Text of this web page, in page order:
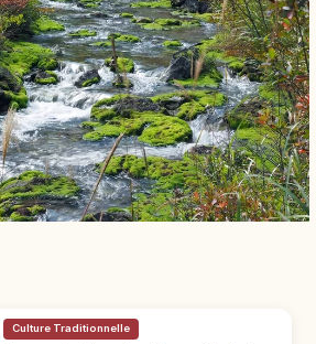
Culture Traditionnelle